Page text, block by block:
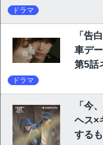
ドラマ
「告
車デ
第5話
ドラマ
「今
ヘス×
する